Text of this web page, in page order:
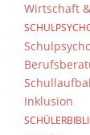
Wirtschaft
Inklusion